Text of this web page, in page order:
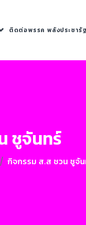
ติดต่อพรรค พลังประชารัฐ
ชูจันทร์
กิจกรรม ส.ส ชวน ชูจั